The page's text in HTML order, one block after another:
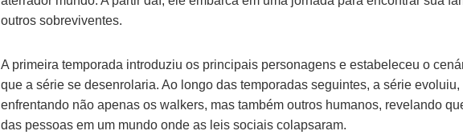
outros sobreviventes.
A primeira temporada introduziu os principais personagens e estabeleceu o
que a série se desenrolaria. Ao longo das temporadas seguintes, a série
enfrentando não apenas os walkers, mas também outros humanos, revelando
das pessoas em um mundo onde as leis sociais colapsaram.